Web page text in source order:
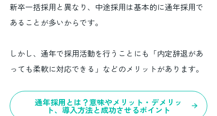
新卒一括採用と異なり、中途採用は基本的に通年採用で
あることが多いからです。
しかし、通年で採用活動を行うことにも「内定辞退があ
っても柔軟に対応できる」などのメリットがあります。
通年採用とは？意味やメリット・デメリッ
ト、導入方法と成功させるポイント